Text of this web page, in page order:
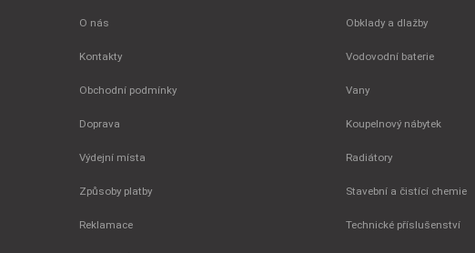
O nás
Kontakty
Obchodní podmínky
Doprava
Výdejní místa
Způsoby platby
Reklamace
Obklady a dlažby
Vodovodní baterie
Vany
Koupelnový nábytek
Radiátory
Stavební a čistící chemie
Technické příslušenství